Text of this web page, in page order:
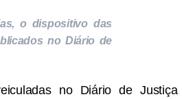
o dispositivo das
no Diário de
no Diário de Justiça